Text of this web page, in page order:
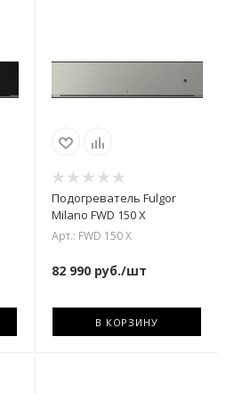
Подогреватель Fulgor
Milano FWD 150 X
Арт.: FWD 150 X
82 990руб./шт
В КОРЗИНУ